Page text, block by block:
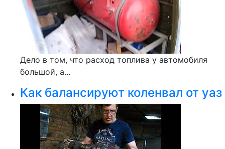
Дело в том, что расход топлива у автомобиля
большой, а...
Как балансируют коленвал от уаз